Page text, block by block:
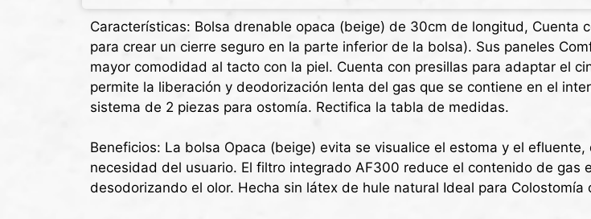
Características: Bolsa drenable opaca (beige) de 30cm de longitud, Cuenta
para crear un cierre seguro en la parte inferior de la bolsa). Sus paneles
mayor comodidad al tacto con la piel. Cuenta con presillas para adaptar el
permite la liberación y deodorización lenta del gas que se contiene en el
sistema de 2 piezas para ostomía. Rectifica la tabla de medidas.
Beneficios: La bolsa Opaca (beige) evita se visualice el estoma y el
necesidad del usuario. El filtro integrado AF300 reduce el contenido de
desodorizando el olor. Hecha sin látex de hule natural Ideal para Colostomía